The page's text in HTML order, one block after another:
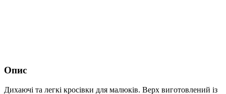
Опис
Дихаючі та легкі кросівки для малюків. Верх виготовлений із